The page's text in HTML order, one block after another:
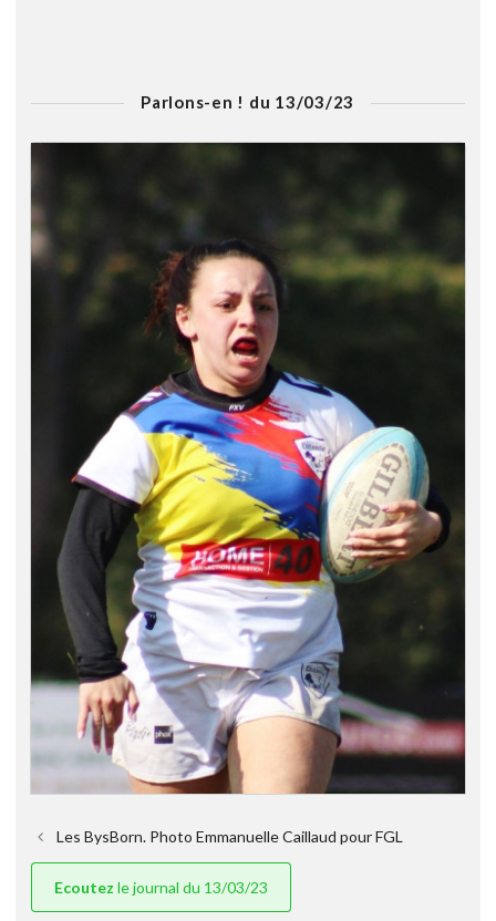
Parlons-en ! du 13/03/23
Les BysBorn. Photo Emmanuelle Caillaud pour FGL
Ecoutez le journal du 13/03/23